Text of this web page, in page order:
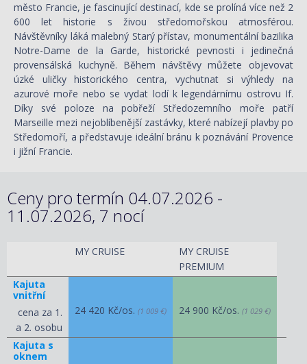
město Francie, je fascinující destinací, kde se prolíná více než 2
600 let historie s živou středomořskou atmosférou.
Návštěvníky láká malebný Starý přístav, monumentální bazilika
Notre-Dame de la Garde, historické pevnosti i jedinečná
provensálská kuchyně. Během návštěvy můžete objevovat
úzké uličky historického centra, vychutnat si výhledy na
azurové moře nebo se vydat lodí k legendárnímu ostrovu If.
Díky své poloze na pobřeží Středozemního moře patří
Marseille mezi nejoblíbenější zastávky, které nabízejí plavby po
Středomoří, a představuje ideální bránu k poznávání Provence
i jižní Francie.
Ceny pro termín 04.07.2026 -
11.07.2026, 7 nocí
MY CRUISE
MY CRUISE
PREMIUM
Kajuta
vnitřní
cena za 1.
a 2. osobu
24 420 Kč/os. (1 009 €) 24 900 Kč/os. (1 029 €)
Kajuta s
oknem